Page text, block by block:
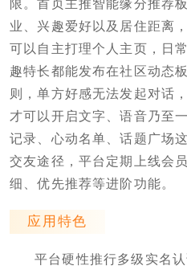
限。首页主推智能缘分推荐
业、兴趣爱好以及居住距离
可以自主打理个人主页，日
趣特长都能发布在社区动态
则，单方好感无法发起对话
才可以开启文字、语音乃至
记录、心动名单、话题广场
交友途径，平台定期上线会
细、优先推荐等进阶功能。
应用特色
平台硬性推行多级实名